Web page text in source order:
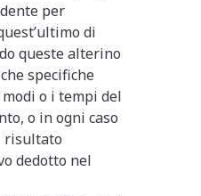
per
di
queste alterino
specifiche
modi o i tempi del
o in ogni caso
risultato
dedotto nel